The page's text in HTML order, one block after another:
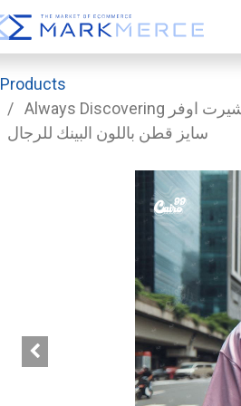
Products
Always Discovering تيشيرت اوفر
سايز قطن باللون البينك للرجال